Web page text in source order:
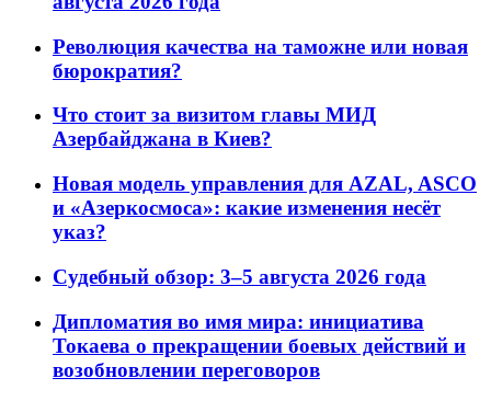
Революция качества на таможне или новая
бюрократия?
Что стоит за визитом главы МИД
Азербайджана в Киев?
Новая модель управления для AZAL, ASCO
и «Азеркосмоса»: какие изменения несёт
указ?
Судебный обзор: 3–5 августа 2026 года
Дипломатия во имя мира: инициатива
Токаева о прекращении боевых действий и
возобновлении переговоров